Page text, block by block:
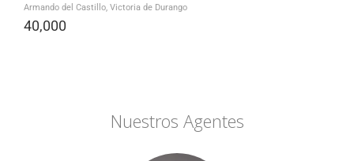
Armando del Castillo, Victoria de Durango
40,000
Nuestros Agentes